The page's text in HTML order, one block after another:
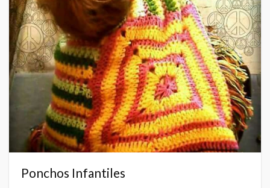
Ponchos Infantiles